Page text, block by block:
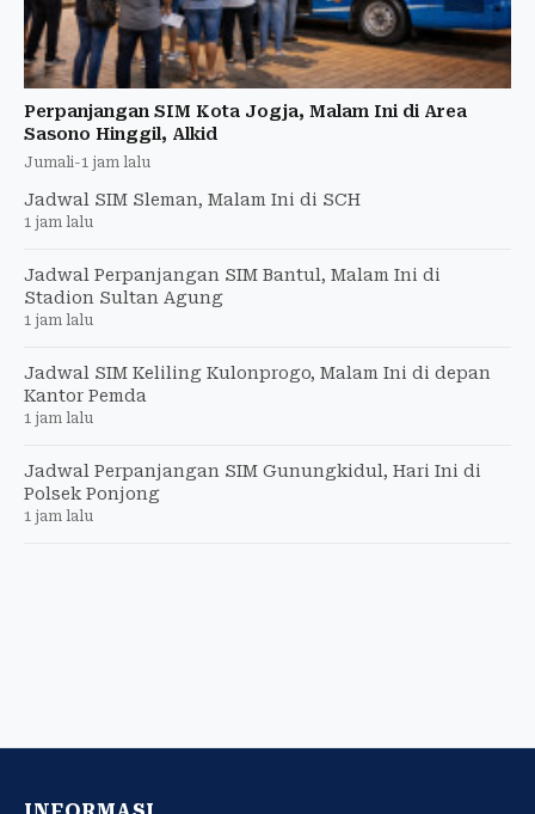
Perpanjangan SIM Kota Jogja, Malam Ini di Area
Sasono Hinggil, Alkid
Jumali-1 jam lalu
Jadwal SIM Sleman, Malam Ini di SCH
1 jam lalu
Jadwal Perpanjangan SIM Bantul, Malam Ini di
Stadion Sultan Agung
1 jam lalu
Jadwal SIM Keliling Kulonprogo, Malam Ini di depan
Kantor Pemda
1 jam lalu
Jadwal Perpanjangan SIM Gunungkidul, Hari Ini di
Polsek Ponjong
1 jam lalu